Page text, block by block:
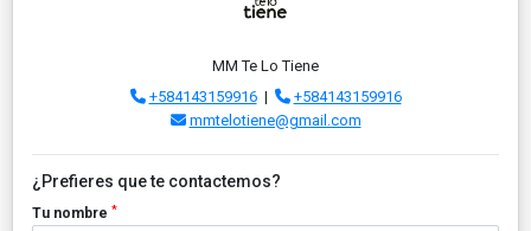
MM Te Lo Tiene
+584143159916|
+584143159916
mmtelotiene@gmail.com
¿Prefieres que te contactemos?
Tu nombre *